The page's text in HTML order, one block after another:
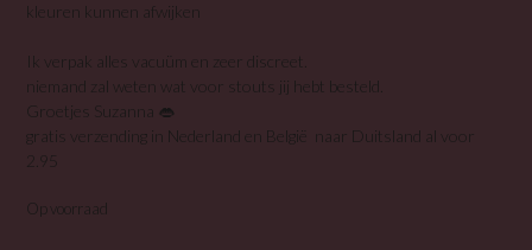
kleuren kunnen afwijken
Ik verpak alles vacuüm en zeer discreet.
niemand zal weten wat voor stouts jij hebt besteld.
Groetjes Suzanna 👄
gratis verzending in Nederland en België naar Duitsland al voor
2.95
Op voorraad